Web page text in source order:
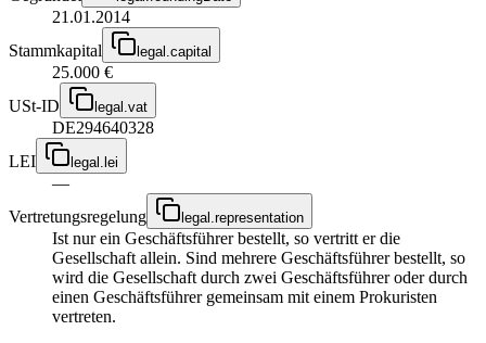
21.01.2014
Stammkapital
legal.capital
25.000 €
USt-ID
legal.vat
DE294640328
LEI
legal.lei
—
Vertretungsregelung
legal.representation
Ist nur ein Geschäftsführer bestellt, so vertritt er die
Gesellschaft allein. Sind mehrere Geschäftsführer bestellt, so
wird die Gesellschaft durch zwei Geschäftsführer oder durch
einen Geschäftsführer gemeinsam mit einem Prokuristen
vertreten.